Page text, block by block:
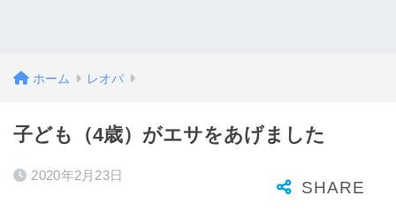
ホーム レオパ
子ども（4歳）がエサをあげました
2020年2月23日